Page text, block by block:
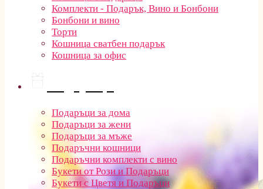
Комплекти - Подарък, Вино и Бонбони
Бонбони и вино
Торти
Кошница сватбен подарък
Кошница за офис
Подаръци за дома
Подаръци за жени
Подаръци за мъже
Подаръчни кошници
Подаръчни комплекти с вино
Букети от Рози и Подаръци
Букети с Цветя и Подаръци